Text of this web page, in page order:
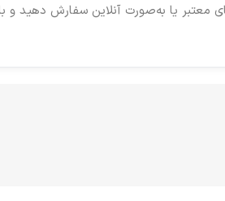
همین امروز از فروشگاه‌های معتبر یا به‌صورت آنلاین